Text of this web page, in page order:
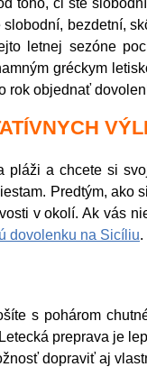
toho, či ste
slobodní, bezdetní,
letnej sezóne
gréckym
rok objednať
pláži a chcete si
Predtým,
v okolí. Ak vás
dovolenku na Sicíliu.
s pohárom
preprava je
dopraviť aj